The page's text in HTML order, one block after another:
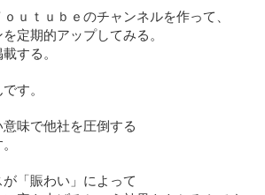
ｕｔｕｂｅのチャンネルを作って、
定期的アップしてみる。
する。
す。
味で他社を圧倒する
「賑わい」によって